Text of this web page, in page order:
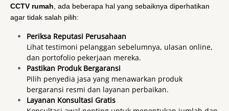
CCTV rumah, ada beberapa hal yang sebaiknya diperhatikan
agar tidak salah pilih:
Periksa Reputasi Perusahaan
Lihat testimoni pelanggan sebelumnya, ulasan online,
dan portofolio pekerjaan mereka.
Pastikan Produk Bergaransi
Pilih penyedia jasa yang menawarkan produk
bergaransi resmi dan layanan perbaikan.
Layanan Konsultasi Gratis